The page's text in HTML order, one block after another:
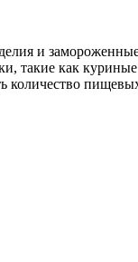
и
такие как
количество